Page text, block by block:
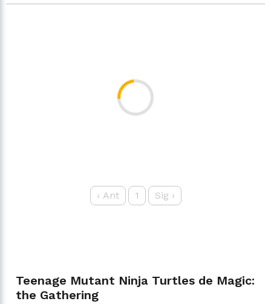
‹ Ant 1 Sig ›
Teenage Mutant Ninja Turtles de Magic:
the Gathering